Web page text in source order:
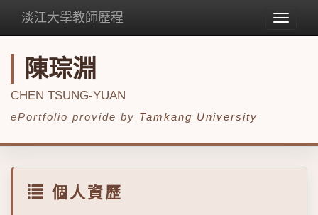
Toggle
淡江大學教師歷程
陳琮淵
CHEN TSUNG-YUAN
ePortfolio provide by Tamkang University
個人資歷